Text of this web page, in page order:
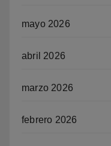
mayo 2026
abril 2026
marzo 2026
febrero 2026